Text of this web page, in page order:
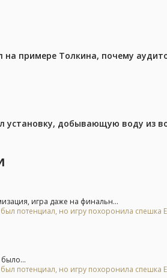
на примере Толкина, почему
установку, добывающую воду из
игра даже на финальн...
потенциал, но игру похоронила спешка
было...
потенциал, но игру похоронила спешка